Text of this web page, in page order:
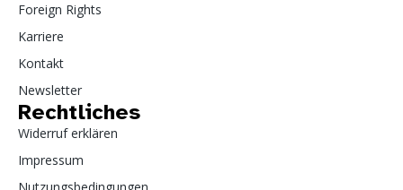
Foreign Rights
Karriere
Kontakt
Newsletter
Rechtliches
Widerruf erklären
Impressum